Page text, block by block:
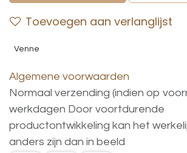
Toevoegen aan verlanglijst
Venne
Algemene voorwaarden
Normaal verzending (indien op
werkdagen Door voortdurende
productontwikkeling kan het
anders zijn dan in beeld